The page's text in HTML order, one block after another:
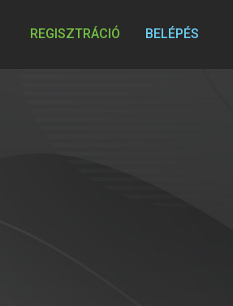
REGISZTRÁCIÓ BELÉPÉS